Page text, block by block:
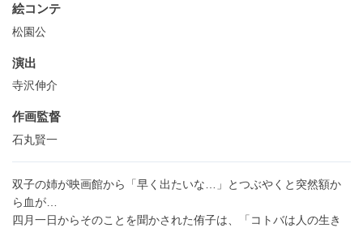
絵コンテ
松園公
演出
寺沢伸介
作画監督
石丸賢一
双子の姉が映画館から「早く出たいな…」とつぶやくと突然額か
ら血が…
四月一日からそのことを聞かされた侑子は、「コトバは人の生き